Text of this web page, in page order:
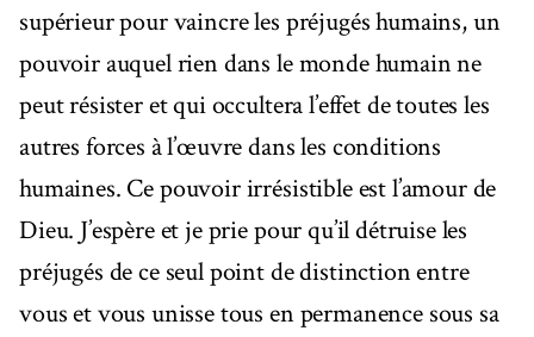
supérieur pour vaincre les préjugés humains, un
pouvoir auquel rien dans le monde humain ne
peut résister et qui occultera l’effet de toutes les
autres forces à l’œuvre dans les conditions
humaines. Ce pouvoir irrésistible est l’amour de
Dieu. J’espère et je prie pour qu’il détruise les
préjugés de ce seul point de distinction entre
vous et vous unisse tous en permanence sous sa